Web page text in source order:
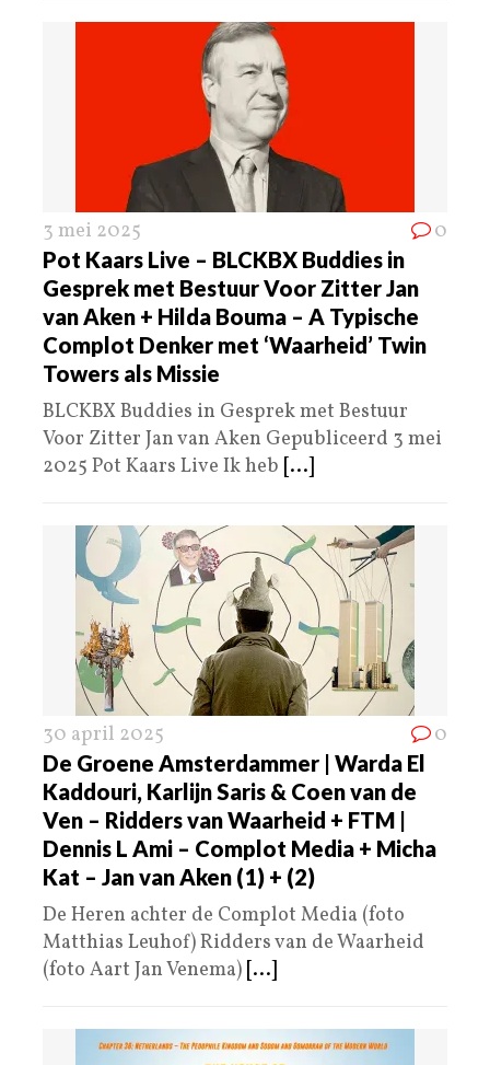
3 mei 2025 0
Pot Kaars Live – BLCKBX Buddies in
Gesprek met Bestuur Voor Zitter Jan
van Aken + Hilda Bouma – A Typische
Complot Denker met ‘Waarheid’ Twin
Towers als Missie
BLCKBX Buddies in Gesprek met Bestuur
Voor Zitter Jan van Aken Gepubliceerd 3 mei
2025 Pot Kaars Live Ik heb [...]
30 april 2025 0
De Groene Amsterdammer | Warda El
Kaddouri, Karlijn Saris & Coen van de
Ven – Ridders van Waarheid + FTM |
Dennis L Ami – Complot Media + Micha
Kat – Jan van Aken (1) + (2)
De Heren achter de Complot Media (foto
Matthias Leuhof) Ridders van de Waarheid
(foto Aart Jan Venema) [...]